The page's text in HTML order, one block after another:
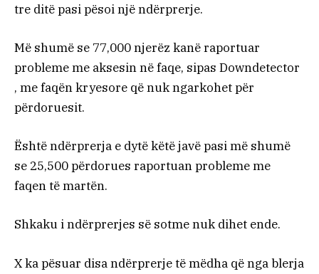
tre ditë pasi pësoi një ndërprerje.
Më shumë se 77,000 njerëz kanë raportuar
probleme me aksesin në faqe, sipas Downdetector
, me faqën kryesore që nuk ngarkohet për
përdoruesit.
Është ndërprerja e dytë këtë javë pasi më shumë
se 25,500 përdorues raportuan probleme me
faqen të martën.
Shkaku i ndërprerjes së sotme nuk dihet ende.
X ka pësuar disa ndërprerje të mëdha që nga blerja